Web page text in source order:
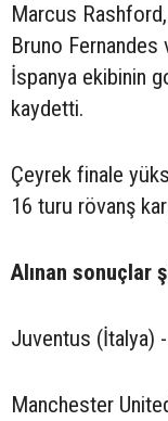
Marcus
Bruno
İspanya ekibinin
kaydetti.
Çeyrek finale
16 turu rövanş
Alınan sonuçlar
Juventus (İtalya)
Manchester